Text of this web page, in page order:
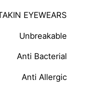
EYEWEARS
Unbreakable
Anti Bacterial
Anti Allergic